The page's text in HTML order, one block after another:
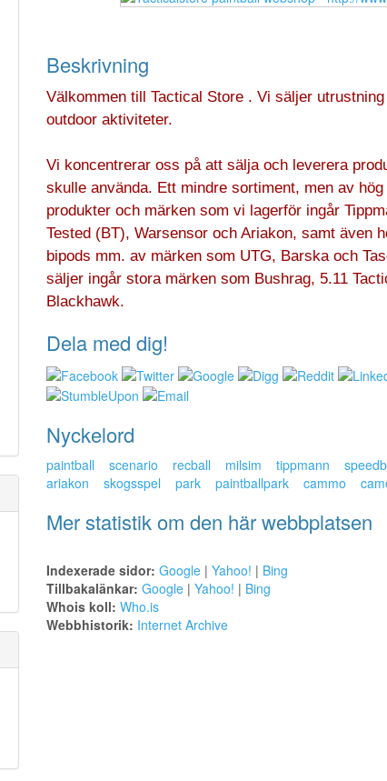
Beskrivning
Välkommen till Tactical Store . Vi säljer
outdoor aktiviteter.
Vi koncentrerar oss på att sälja och leverera
skulle använda. Ett mindre sortiment, men av
produkter och märken som vi lagerför ingår
Tested (BT), Warsensor och Ariakon, samt även
bipods mm. av märken som UTG, Barska och
säljer ingår stora märken som Bushrag, 5.11
Blackhawk.
Dela med dig!
Nyckelord
paintball scenario recball milsim tippmann
ariakon
skogsspel park paintballpark cammo
Mer statistik om den här webbplatsen
Indexerade sidor: Google| Yahoo! | Bing
Tillbakalänkar: Google| Yahoo! | Bing
Whois koll: Who.is
Webbhistorik: Internet Archive